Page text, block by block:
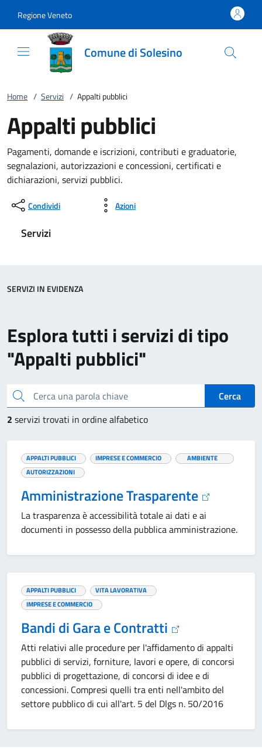
Regione Veneto
Comune di Solesino
Home / Servizi / Appalti pubblici
Appalti pubblici
Pagamenti, domande e iscrizioni, contributi e graduatorie,
segnalazioni, autorizzazioni e concessioni, certificati e
dichiarazioni, servizi pubblici.
Condividi Azioni
Servizi
Esplora tutti i servizi di tipo
"Appalti pubblici"
Cerca una parola chiave
Cerca
2 servizi trovati in ordine alfabetico
APPALTI PUBBLICI IMPRESE E COMMERCIO
AMBIENTE
AUTORIZZAZIONI
Amministrazione Trasparente
La trasparenza è accessibilità totale ai dati e ai
documenti in possesso della pubblica amministrazione.
APPALTI PUBBLICI
VITA LAVORATIVA
IMPRESE E COMMERCIO
Bandi di Gara e Contratti
Atti relativi alle procedure per l'affidamento di appalti
pubblici di servizi, forniture, lavori e opere, di concorsi
pubblici di progettazione, di concorsi di idee e di
concessioni. Compresi quelli tra enti nell'ambito del
settore pubblico di cui all'art. 5 del Dlgs n. 50/2016
SERVIZI IN EVIDENZA